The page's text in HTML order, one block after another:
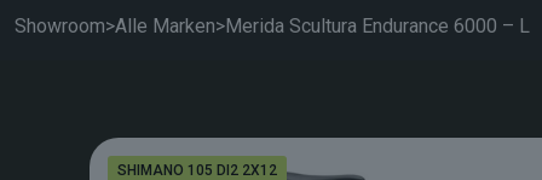
Showroom>Alle Marken>Merida Scultura Endurance 6000 – L
SHIMANO 105 DI2 2X12